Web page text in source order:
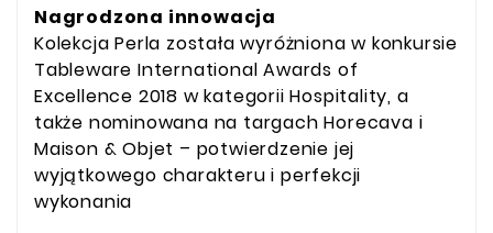
Nagrodzona innowacja
Kolekcja Perla została wyróżniona w konkursie
Tableware International Awards of
Excellence 2018 w kategorii Hospitality, a
także nominowana na targach Horecava i
Maison & Objet – potwierdzenie jej
wyjątkowego charakteru i perfekcji
wykonania